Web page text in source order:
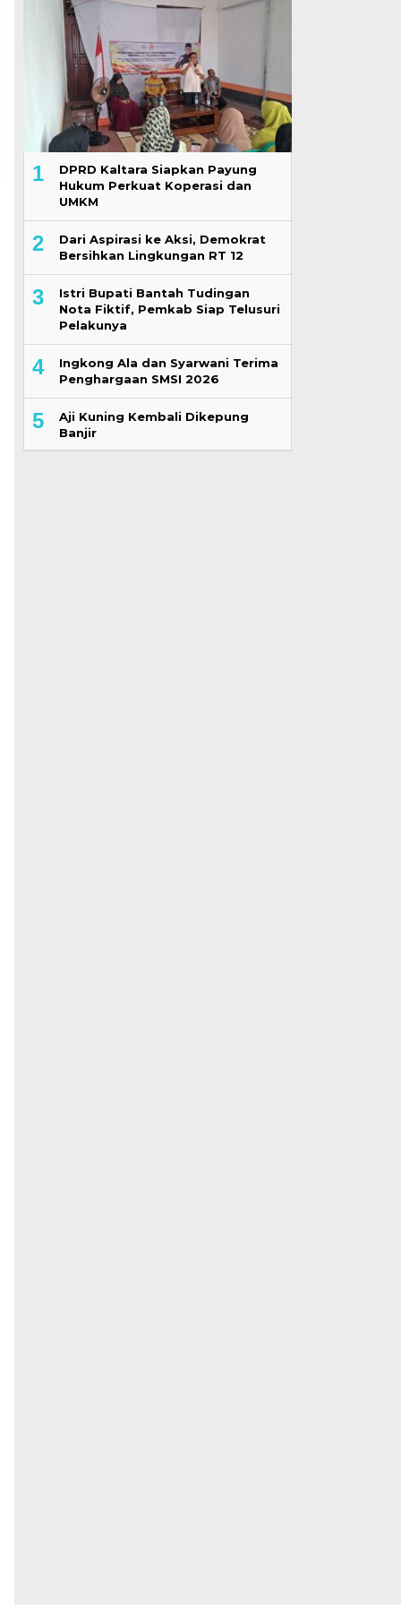
1
DPRD Kaltara Siapkan Payung
Hukum Perkuat Koperasi dan
UMKM
2
Dari Aspirasi ke Aksi, Demokrat
Bersihkan Lingkungan RT 12
3
Istri Bupati Bantah Tudingan
Nota Fiktif, Pemkab Siap Telusuri
Pelakunya
4
Ingkong Ala dan Syarwani Terima
Penghargaan SMSI 2026
5
Aji Kuning Kembali Dikepung
Banjir